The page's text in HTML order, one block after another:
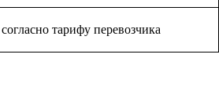
согласно тарифу перевозчика